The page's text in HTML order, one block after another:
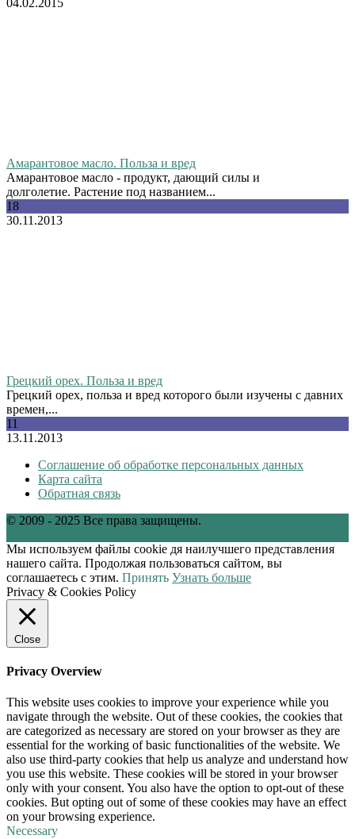
Амарантовое масло. Польза и вред
Амарантовое масло - продукт, дающий силы и
долголетие. Растение под названием...
18
30.11.2013
Грецкий орех. Польза и вред
Грецкий орех, польза и вред которого были изучены с давних
времен,...
11
13.11.2013
Соглашение об обработке персональных данных
Карта сайта
Обратная связь
© 2009 - 2025 Все права защищены.
Мы используем файлы cookie дя наилучшего представления
нашего сайта. Продолжая пользоваться сайтом, вы
соглашаетесь с этим. Принять Узнать больше
Privacy & Cookies Policy
Close
Privacy Overview
This website uses cookies to improve your experience while you
navigate through the website. Out of these cookies, the cookies that
are categorized as necessary are stored on your browser as they are
essential for the working of basic functionalities of the website. We
also use third-party cookies that help us analyze and understand how
you use this website. These cookies will be stored in your browser
only with your consent. You also have the option to opt-out of these
cookies. But opting out of some of these cookies may have an effect
on your browsing experience.
Necessary